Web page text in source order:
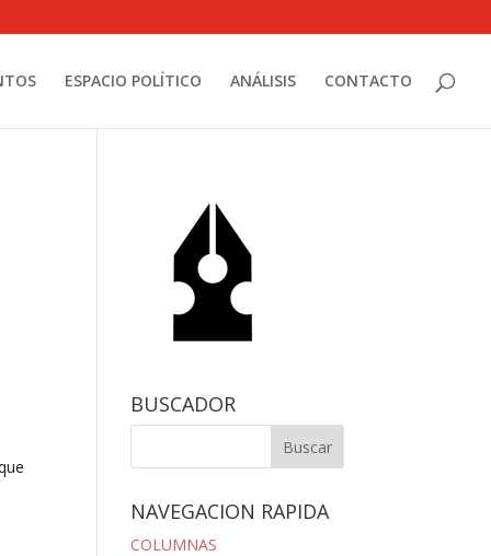
ESPACIO POLÍTICO ANÁLISIS CONTACTO
BUSCADOR
NAVEGACION RAPIDA
COLUMNAS